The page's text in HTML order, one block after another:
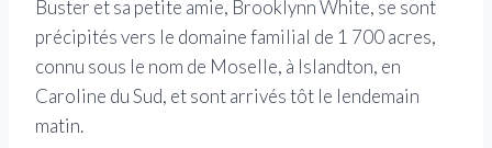
Buster et sa petite amie, Brooklynn White, se sont
précipités vers le domaine familial de 1 700 acres,
connu sous le nom de Moselle, à Islandton, en
Caroline du Sud, et sont arrivés tôt le lendemain
matin.